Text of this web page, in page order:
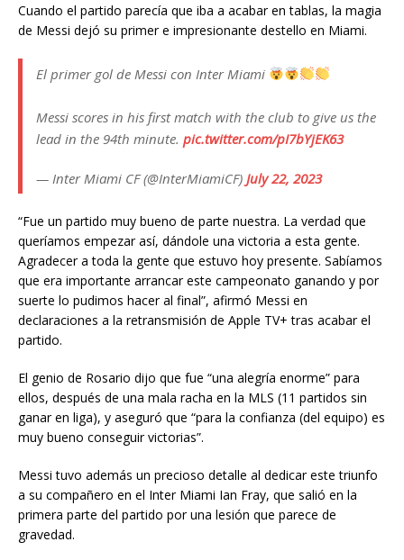
Cuando el partido parecía que iba a acabar en tablas, la magia
de Messi dejó su primer e impresionante destello en Miami.
El primer gol de Messi con Inter Miami
Messi scores in his first match with the club to give us the
lead in the 94th minute. pic.twitter.com/pI7bYjEK63
— Inter Miami CF (@InterMiamiCF) July 22, 2023
“Fue un partido muy bueno de parte nuestra. La verdad que
queríamos empezar así, dándole una victoria a esta gente.
Agradecer a toda la gente que estuvo hoy presente. Sabíamos
que era importante arrancar este campeonato ganando y por
suerte lo pudimos hacer al final”, afirmó Messi en
declaraciones a la retransmisión de Apple TV+ tras acabar el
partido.
El genio de Rosario dijo que fue “una alegría enorme” para
ellos, después de una mala racha en la MLS (11 partidos sin
ganar en liga), y aseguró que “para la confianza (del equipo) es
muy bueno conseguir victorias”.
Messi tuvo además un precioso detalle al dedicar este triunfo
a su compañero en el Inter Miami Ian Fray, que salió en la
primera parte del partido por una lesión que parece de
gravedad.